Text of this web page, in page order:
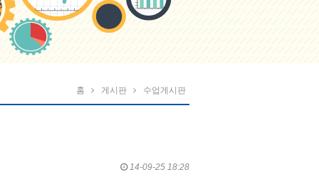
홈 게시판 수업게시판
14-09-25 18:28